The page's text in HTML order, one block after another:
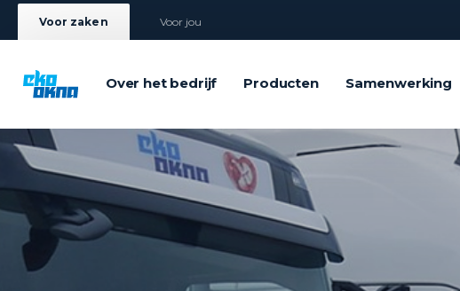
Voor zaken Voor jou
Over het bedrijf Producten Samenwerking